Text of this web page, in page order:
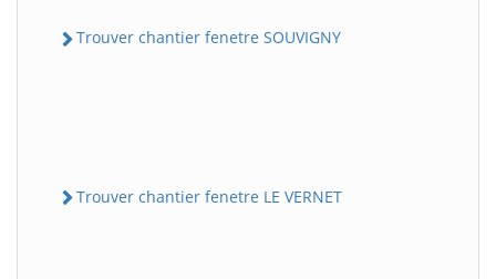
Trouver chantier fenetre SOUVIGNY
Trouver chantier fenetre LE VERNET